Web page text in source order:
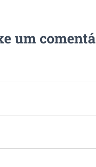
um